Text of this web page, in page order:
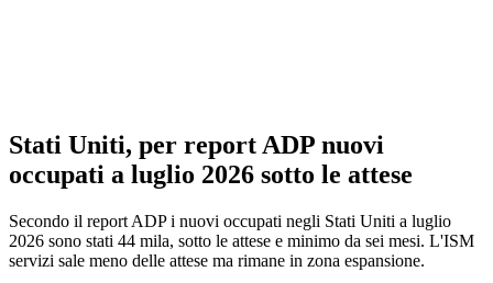
Stati Uniti, per report ADP nuovi
occupati a luglio 2026 sotto le attese
Secondo il report ADP i nuovi occupati negli Stati Uniti a luglio
2026 sono stati 44 mila, sotto le attese e minimo da sei mesi. L'ISM
servizi sale meno delle attese ma rimane in zona espansione.